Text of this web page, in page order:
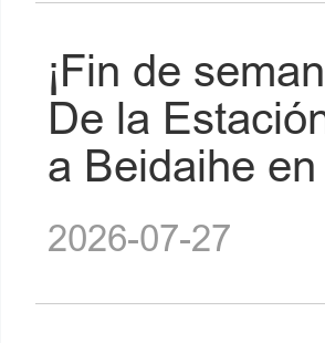
¡Fin de
De la
a Beidaihe
2026-07-27